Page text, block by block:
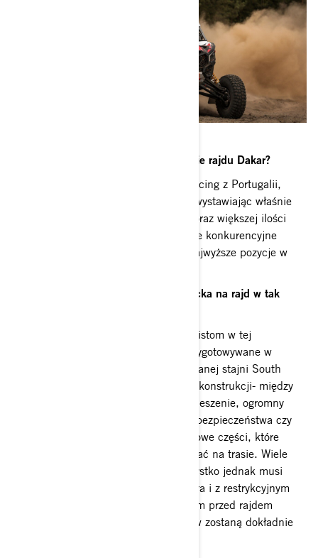
Jak oceniacie Mavericka w kontekście rajdu Dakar?
Współpracujemy ze stajnią South Racing z Portugalii,
która już dwukrotnie wygrała Dakar wystawiając właśnie
Can-Amy Mavericki. Jest to wybór coraz większej ilości
zawodników, bo jest to zdecydowanie konkurencyjne
auto, którym można walczyć o jak najwyższe pozycje w
Jak zamierzacie przygotować Mavericka na rajd w tak
Powierzyliśmy to zadanie profesjonalistom w tej
dziedzinie. Nasze Mavericki były przygotowywane w
Portugalii we wcześniej już wspomnianej stajni South
Racing. Nie przypominają seryjnych konstrukcji- między
innymi mają lepsze, mocniejsze zawieszenie, ogromny
bak na paliwo, rozbudowaną klatkę bezpieczeństwa czy
wygospodarowane miejsce na zapasowe części, które
być może będziemy musieli wymieniać na trasie. Wiele
elementów jest wzmocnionych. Wszystko jednak musi
być zgodne z wytycznymi organizatora i z restrykcyjnym
regulaminem. Na badaniu kontrolnym przed rajdem
wszystkie części naszych Mavericków zostaną dokładnie